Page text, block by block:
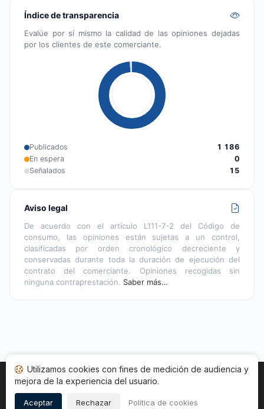
Índice de transparencia
Evalúe por sí mismo la calidad de las opiniones dejadas
por los clientes de este comerciante.
Publicados
1 186
En espera
0
Señalados
15
Aviso legal
De acuerdo con el artículo L111-7-2 del Código de
consumo, las opiniones están sujetas a un control,
clasificadas por orden cronológico decreciente y
conservadas durante toda la duración de ejecución del
contrato del comerciante. Opiniones recogidas sin
ninguna contraprestación. Saber más…
Inicio Estado opiniones Categorías
Utilizamos cookies con fines de medición de audiencia y
mejora de la experiencia del usuario.
Aceptar Rechazar Política de cookies